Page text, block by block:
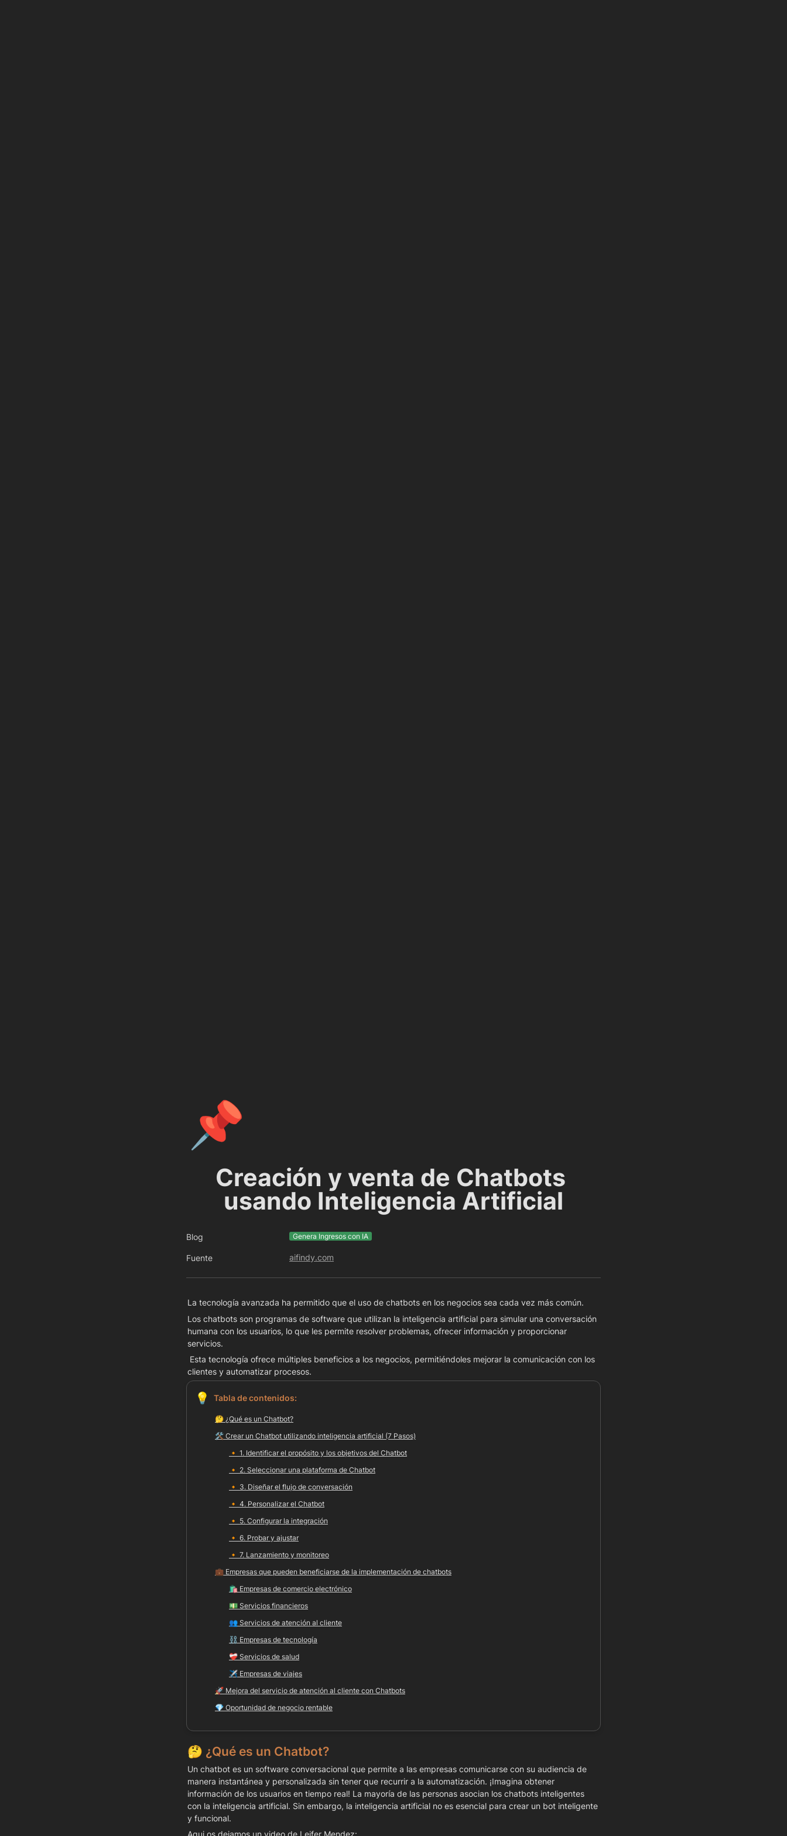
📌
Creación y venta de Chatbots
usando Inteligencia Artificial
Blog Genera Ingresos con IA
Fuente aifindy.com
La tecnología avanzada ha permitido que el uso de chatbots en los negocios sea cada vez más común.
Los chatbots son programas de software que utilizan la inteligencia artificial para simular una conversación
humana con los usuarios, lo que les permite resolver problemas, ofrecer información y proporcionar
servicios.
clientes y automatizar procesos.
💡 Tabla de contenidos:
🤔 ¿Qué es un Chatbot?
🛠️ Crear un Chatbot utilizando inteligencia artificial (7 Pasos)
🔸 1. Identificar el propósito y los objetivos del Chatbot
🔸 2. Seleccionar una plataforma de Chatbot
🔸 3. Diseñar el flujo de conversación
🔸 4. Personalizar el Chatbot
🔸 5. Configurar la integración
🔸 6. Probar y ajustar
🔸 7. Lanzamiento y monitoreo
💼 Empresas que pueden beneficiarse de la implementación de chatbots
🛍️ Empresas de comercio electrónico
💵 Servicios financieros
👥 Servicios de atención al cliente
⛓️ Empresas de tecnología
❤️‍🩹 Servicios de salud
✈️ Empresas de viajes
🚀 Mejora del servicio de atención al cliente con Chatbots
💎 Oportunidad de negocio rentable
🤔 ¿Qué es un Chatbot?
Un chatbot es un software conversacional que permite a las empresas comunicarse con su audiencia de
manera instantánea y personalizada sin tener que recurrir a la automatización. ¡Imagina obtener
información de los usuarios en tiempo real! La mayoría de las personas asocian los chatbots inteligentes
con la inteligencia artificial. Sin embargo, la inteligencia artificial no es esencial para crear un bot inteligente
y funcional.